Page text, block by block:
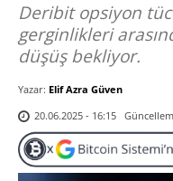
Deribit opsiyon
gerginlikleri
düşüş bekliyor.
Yazar: Elif Azra Güven
20.06.2025 - 16:15